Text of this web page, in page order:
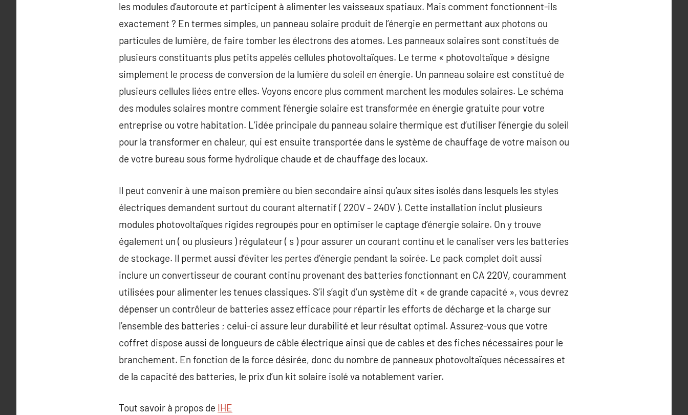
les modules d’autoroute et participent à alimenter les vaisseaux spatiaux. Mais comment fonctionnent-ils
exactement ? En termes simples, un panneau solaire produit de l’énergie en permettant aux photons ou
particules de lumière, de faire tomber les électrons des atomes. Les panneaux solaires sont constitués de
plusieurs constituants plus petits appelés cellules photovoltaïques. Le terme « photovoltaïque » désigne
simplement le process de conversion de la lumière du soleil en énergie. Un panneau solaire est constitué de
plusieurs cellules liées entre elles. Voyons encore plus comment marchent les modules solaires. Le schéma
des modules solaires montre comment l’énergie solaire est transformée en énergie gratuite pour votre
entreprise ou votre habitation. L’idée principale du panneau solaire thermique est d’utiliser l’énergie du soleil
pour la transformer en chaleur, qui est ensuite transportée dans le système de chauffage de votre maison ou
de votre bureau sous forme hydrolique chaude et de chauffage des locaux.
Il peut convenir à une maison première ou bien secondaire ainsi qu’aux sites isolés dans lesquels les styles
électriques demandent surtout du courant alternatif ( 220V – 240V ). Cette installation inclut plusieurs
modules photovoltaïques rigides regroupés pour en optimiser le captage d’énergie solaire. On y trouve
également un ( ou plusieurs ) régulateur ( s ) pour assurer un courant continu et le canaliser vers les batteries
de stockage. Il permet aussi d’éviter les pertes d’énergie pendant la soirée. Le pack complet doit aussi
inclure un convertisseur de courant continu provenant des batteries fonctionnant en CA 220V, couramment
utilisées pour alimenter les tenues classiques. S’il s’agit d’un système dit « de grande capacité », vous devrez
dépenser un contrôleur de batteries assez efficace pour répartir les efforts de décharge et la charge sur
l’ensemble des batteries ; celui-ci assure leur durabilité et leur résultat optimal. Assurez-vous que votre
coffret dispose aussi de longueurs de câble électrique ainsi que de cables et des fiches nécessaires pour le
branchement. En fonction de la force désirée, donc du nombre de panneaux photovoltaïques nécessaires et
de la capacité des batteries, le prix d’un kit solaire isolé va notablement varier.
Tout savoir à propos de IHE